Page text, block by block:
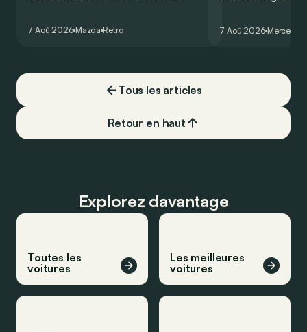
de la plus belle des manières…
7 Aoû 2026 Mazda Retro
moins…
7 Aoû 2026 Mercedes
Tous les articles
Retour en haut
Explorez davantage
Toutes les
voitures
Les meilleures
voitures